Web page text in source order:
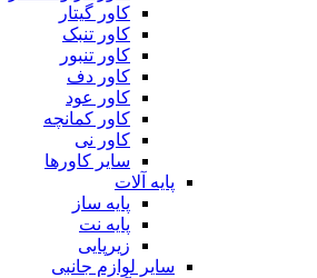
کاور گیتار
کاور تنبک
کاور تنبور
کاور دف
کاور عود
کاور کمانچه
کاور نی
سایر کاورها
پایه آلات
پایه ساز
پایه نت
زیرپایی
سایر لوازم جانبی